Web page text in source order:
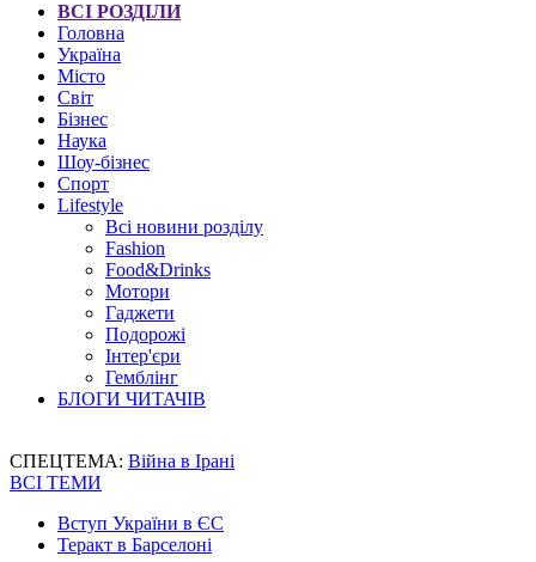
ВСІ РОЗДІЛИ
Головна
Україна
Місто
Світ
Бізнес
Наука
Шоу-бізнес
Спорт
Lifestyle
Всі новини розділу
Fashion
Food&Drinks
Мотори
Гаджети
Подорожі
Інтер'єри
Гемблінг
БЛОГИ ЧИТАЧІВ
СПЕЦТЕМА: Війна в Ірані
ВСІ ТЕМИ
Вступ України в ЄС
Теракт в Барселоні